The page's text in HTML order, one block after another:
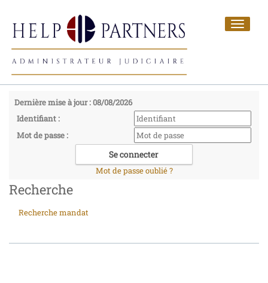
Toggle
Dernière mise à jour : 08/08/2026
Identifiant :
Mot de passe :
Mot de passe oublié ?
Recherche
Recherche mandat